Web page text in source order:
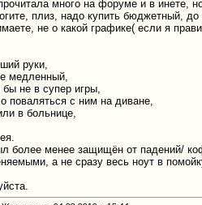
много на форуме и в инете,
плиз, надо купить бюджетный,
не о какой графике( если я
руки,
медленный,
бы не в супер игры,
поваляться с ним на диване,
в больнице,
более менее защищён от падений/
а не сразу весь ноут в